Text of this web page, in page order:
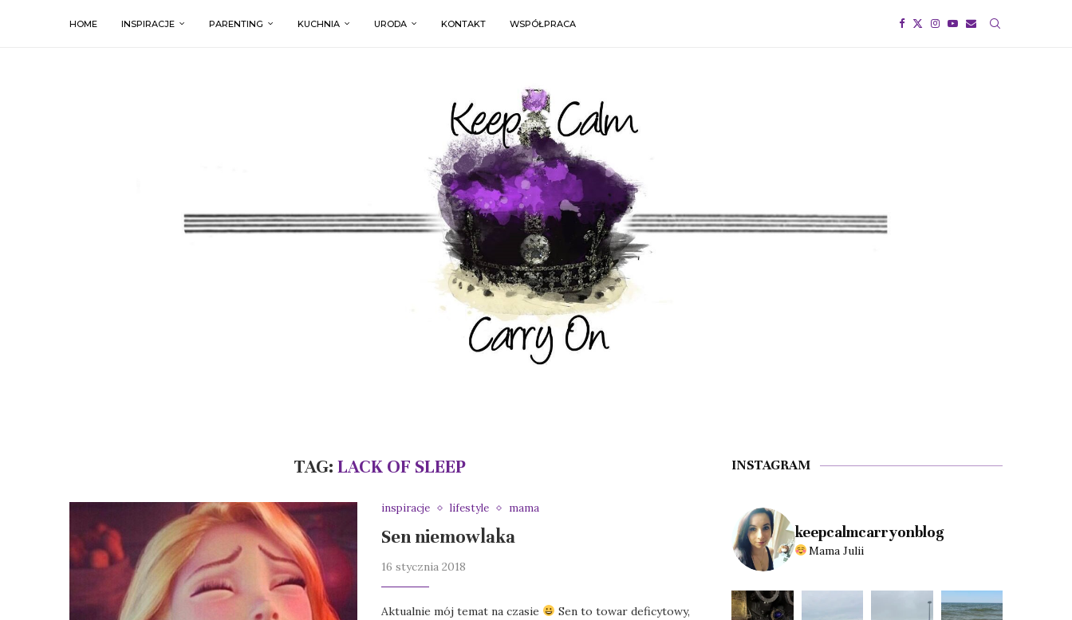
HOME INSPIRACJE PARENTING KUCHNIA URODA KONTAKT WSPÓŁPRACA
TAG:LACK OF SLEEP
inspiracje lifestyle mama
Sen niemowlaka
16 stycznia 2018
Aktualnie mój temat na czasie
Sen to towar deficytowy,
INSTAGRAM
keepcalmcarryonblog
Mama Julii